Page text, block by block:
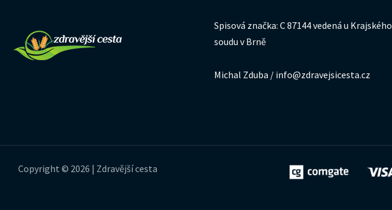
Spisová značka: C 87144 vedená u Krajského
soudu v Brně
Michal Zduba / info@zdravejsicesta.cz
Copyright © 2026 | Zdravější cesta